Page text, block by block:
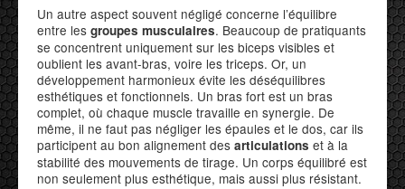
Un autre aspect souvent négligé concerne l’équilibre
entre les groupes musculaires. Beaucoup de pratiquants
se concentrent uniquement sur les biceps visibles et
oublient les avant-bras, voire les triceps. Or, un
développement harmonieux évite les déséquilibres
esthétiques et fonctionnels. Un bras fort est un bras
complet, où chaque muscle travaille en synergie. De
même, il ne faut pas négliger les épaules et le dos, car ils
participent au bon alignement des articulations et à la
stabilité des mouvements de tirage. Un corps équilibré est
non seulement plus esthétique, mais aussi plus résistant.